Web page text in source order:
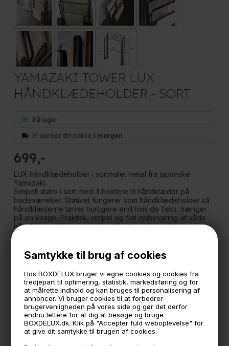
Samtykke til brug af cookies
Hos BOXDELUX bruger vi egne cookies og cookies fra
tredjepart til optimering, statistik, markedsføring og for
at målrette indhold og kan bruges til personalisering af
annoncer. Vi bruger cookies til at forbedrer
brugervenligheden på vores side og gør det derfor
endnu lettere for at dig at besøge og bruge
BOXDELUX.dk. Klik på "Accepter fuld weboplevelse" for
at give dit samtykke til brugen af cookies.
YAMAZAKI TOWER LUX
HÅNDKLÆDEHOLDER - SORT
På lager
Vi sender din pakke i morgen
699
LUX håndklædeholder i sortmalet metal fra japanske
Yamazaki.
Simpelt stativ i sort med 4 holdere til håndklæder på
badeværelset. Stativet fungerer som håndklædeholder så
håndklæderne tørrer hurtigere end hvis de f.eks. hænger
på en knage. Praktisk, simpel og flot opbevaring af våde
håndklæde på badeværelset. Dette er den sorte variant.
Måler
81 cm. høj.
70 cm. bred
14 cm. dyb
leveres usamlet i en flad pakke
🕚 Bestil inden 11 & vi sender samme dag på hverdage